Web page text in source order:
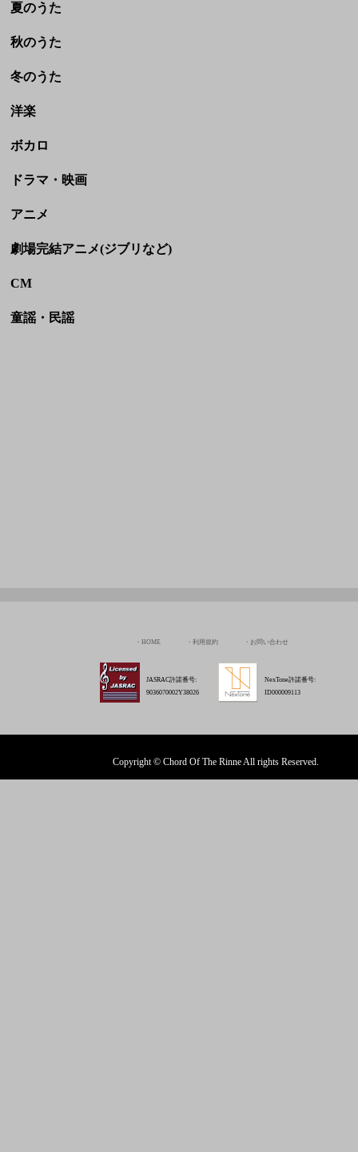
夏のうた
秋のうた
冬のうた
洋楽
ボカロ
ドラマ・映画
アニメ
劇場完結アニメ(ジブリなど)
CM
童謡・民謡
HOME 利用規約 お問い合わせ
JASRAC許諾番号:
9036070002Y38026
NexTone許諾番号:
ID000009113
Copyright © Chord Of The Rinne All rights Reserved.